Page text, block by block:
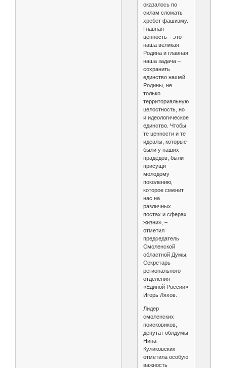
оказалось по
силам сломать
хребет фашизму.
Главная
ценность – это
наша великая
Родина и главная
наша задача –
сохранить
единство нашей
Родины, не
только
территориальную
целостность, но
и идеологическое
единство. Чтобы
те ценности и те
идеалы, которые
были у наших
прадедов, были
присущи
молодому
поколению,
которое сменит
нас на
различных
постах и сферах
жизни», –
отметил
председатель
Смоленской
областной Думы,
Секретарь
регионального
отделения
«Единой России»
Игорь Ляхов.
Лидер
смоленских
поисковиков,
депутат облдумы
Нина
Куликовских
отметила особую
важность